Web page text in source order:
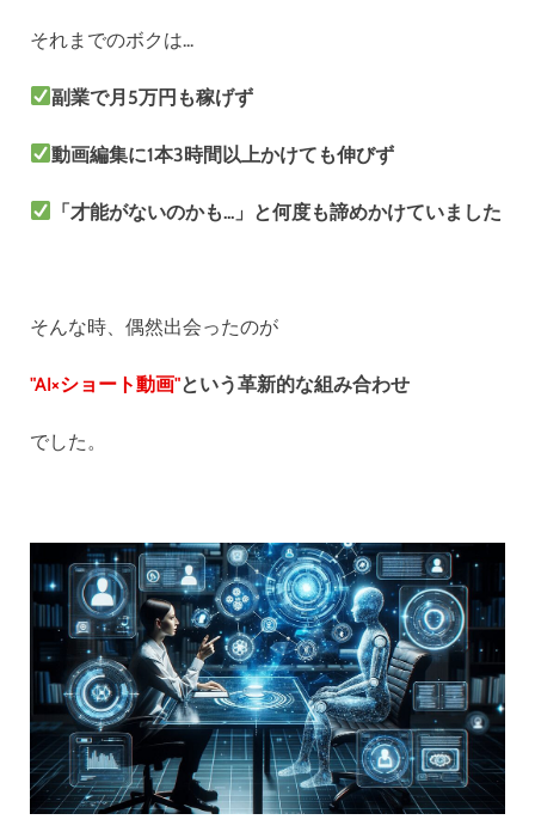
それまでのボクは...
副業で月5万円も稼げず
動画編集に1本3時間以上かけても伸びず
「才能がないのかも...」と何度も諦めかけていました
そんな時、偶然出会ったのが
"AI×ショート動画"という革新的な組み合わせ
でした。